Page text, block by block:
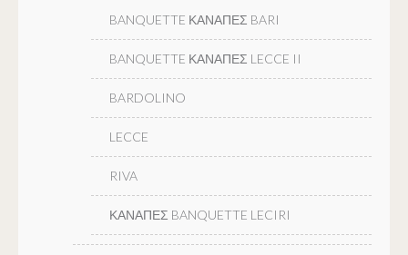
BANQUETTE ΚΑΝΑΠΕΣ BARI
BANQUETTE ΚΑΝΑΠΕΣ LECCE II
BARDOLINO
LECCE
RIVA
ΚΑΝΑΠΕΣ BANQUETTE LECIRI